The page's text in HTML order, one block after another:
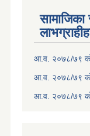
सामाजिका
आ.व. २०७८/७९
आ.व. २०७८/७९ को
आ.व. २०७८/७९